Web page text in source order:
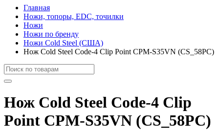
Главная
Ножи, топоры, EDC, точилки
Ножи
Ножи по бренду
Ножи Cold Steel (США)
Нож Cold Steel Code-4 Clip Point CPM-S35VN (CS_58PC)
Нож Cold Steel Code-4 Clip
Point CPM-S35VN (CS_58PC)